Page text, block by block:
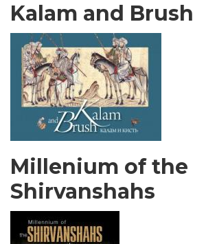
Kalam and Brush
Millenium of the
Shirvanshahs